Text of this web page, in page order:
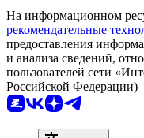
На информационном
рекомендательные
предоставления
и анализа сведений,
пользователей сети
Российской Федерации)